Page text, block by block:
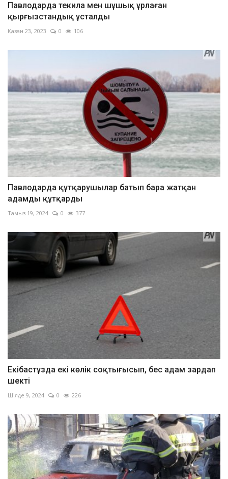
Павлодарда текила мен шұшық ұрлаған
қырғызстандық ұсталды
Қазан 23, 2023 0 106
Павлодарда құтқарушылар батып бара жатқан
адамды құтқарды
Тамыз 19, 2024 0 377
Екібастұзда екі көлік соқтығысып, бес адам зардап
шекті
Шілде 9, 2024 0 226